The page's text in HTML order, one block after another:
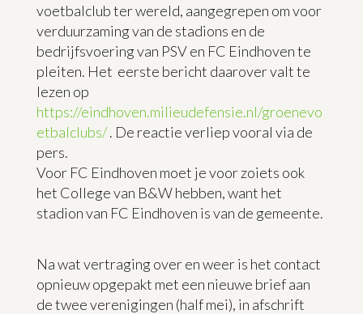
voetbalclub ter wereld, aangegrepen om voor
verduurzaming van de stadions en de
bedrijfsvoering van PSV en FC Eindhoven te
pleiten. Het eerste bericht daarover valt te
lezen op
https://eindhoven.milieudefensie.nl/groenevo
etbalclubs/. De reactie verliep vooral via de
pers.
Voor FC Eindhoven moet je voor zoiets ook
het College van B&W hebben, want het
stadion van FC Eindhoven is van de gemeente.
Na wat vertraging over en weer is het contact
opnieuw opgepakt met een nieuwe brief aan
de twee verenigingen (half mei), in afschrift